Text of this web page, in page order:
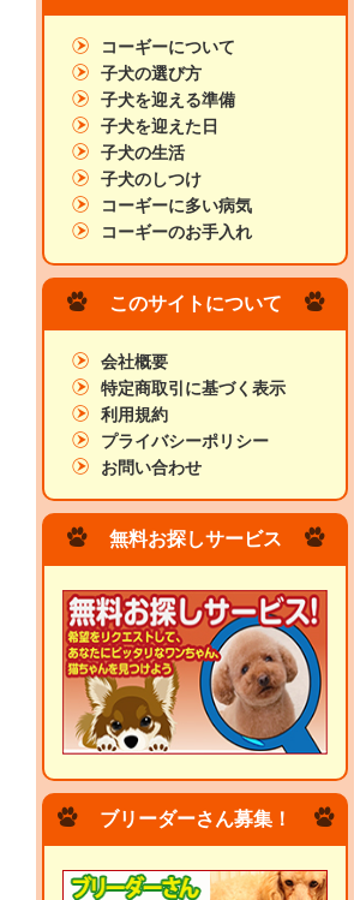
コーギーについて
子犬の選び方
子犬を迎える準備
子犬を迎えた日
子犬の生活
子犬のしつけ
コーギーに多い病気
コーギーのお手入れ
このサイトについて
会社概要
特定商取引に基づく表示
利用規約
プライバシーポリシー
お問い合わせ
無料お探しサービス
ブリーダーさん募集！